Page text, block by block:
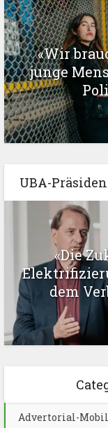
«Wir
junge
UBA-
«Die
dem
Advertorial-